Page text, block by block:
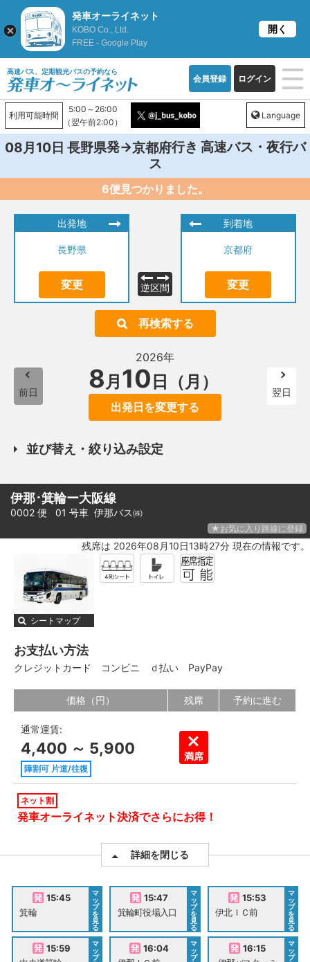
高速バス、定期観光バスの予約なら
会員登録 ログイン
利用可能時間
5:00～26:00
（翌午前2:00）
Language
08月10日 長野県発→京都府行き 高速バス・夜行バ
ス
6便見つかりました。
出発地
長野県
変更 逆区間
到着地
京都府
変更
再検索する
前日
2026年
8月 10 日（月）
出発日を変更する
翌日
並び替え・絞り込み設定
伊那･箕輪ー大阪線
0002 便 01 号車 伊那バス㈱
★お気に入り路線に登録
残席は 2026年08月10日13時27分 現在の情報です。
シートマップ
お支払い方法
クレジットカード コンビニ ｄ払い PayPay
価格（円） 残席 予約に進む
通常運賃:
4,400 ～ 5,900
障割可 片道/往復
満席
ネット割
発車オーライネット決済でさらにお得！
詳細を閉じる
15:45
箕輪
マ
ッ
プ
を
見
る
15:47
箕輪町役場入口
マ
ッ
プ
を
見
る
15:53
伊北ＩＣ前
マ
ッ
プ
を
見
る
15:59
マ
ッ
プ
16:04
マ
ッ
プ
16:15
マ
ッ
プ
発車オーライネット
KOBO Co., Ltd.
FREE - Google Play
開く